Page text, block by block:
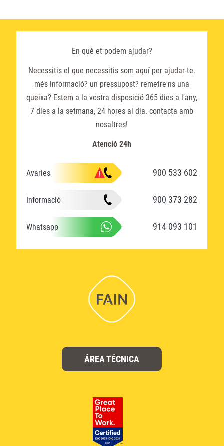
En què et podem ajudar?
Necessitis el que necessitis som aquí per ajudar-te.
més informació? un pressupost? remetre'ns una
queixa? Estem a la vostra disposició 365 dies a l'any,
7 dies a la setmana, 24 hores al dia. contacta amb
nosaltres!
Atenció 24h
Avaries 900 533 602
Informació 900 373 282
Whatsapp 914 093 101
ÁREA TÉCNICA